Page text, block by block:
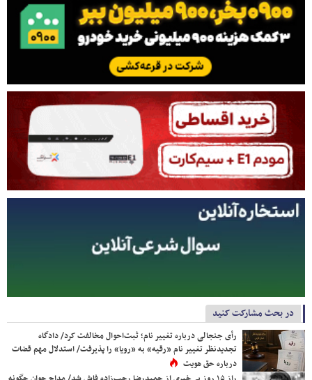
در بحث مشارکت کنید
رأی جنجالی درباره تغییر نام؛ ثبت‌احوال مخالفت کرد/ دادگاه
تجدیدنظر تغییر نام «رقیه» به «رویا» را پذیرفت/ استدلال مهم قضات
درباره حق هویت